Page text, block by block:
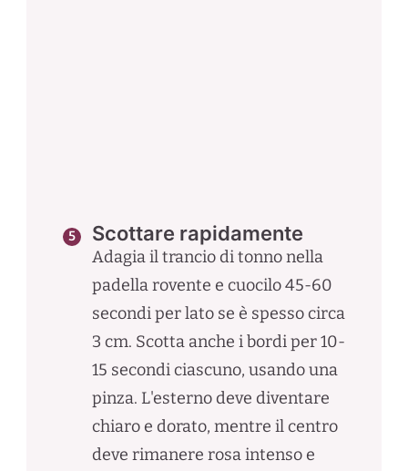
Scottare rapidamente
Adagia il trancio di tonno nella
padella rovente e cuocilo 45-60
secondi per lato se è spesso circa
3 cm. Scotta anche i bordi per 10-
15 secondi ciascuno, usando una
pinza. L'esterno deve diventare
chiaro e dorato, mentre il centro
deve rimanere rosa intenso e